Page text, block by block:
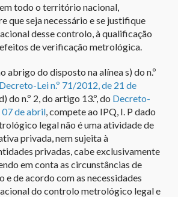
todo o território nacional,
que seja necessário e se justifique
desse controlo, à qualificação
de verificação metrológica.
abrigo do disposto na alínea s) do n.º
Decreto-Lei n.º 71/2012, de 21 de
do n.º 2, do artigo 13.º, do Decreto-
07 de abril, compete ao IPQ, I. P dado
legal não é uma atividade de
privada, nem sujeita à
privadas, cabe exclusivamente
em conta as circunstâncias de
e de acordo com as necessidades
do controlo metrológico legal e